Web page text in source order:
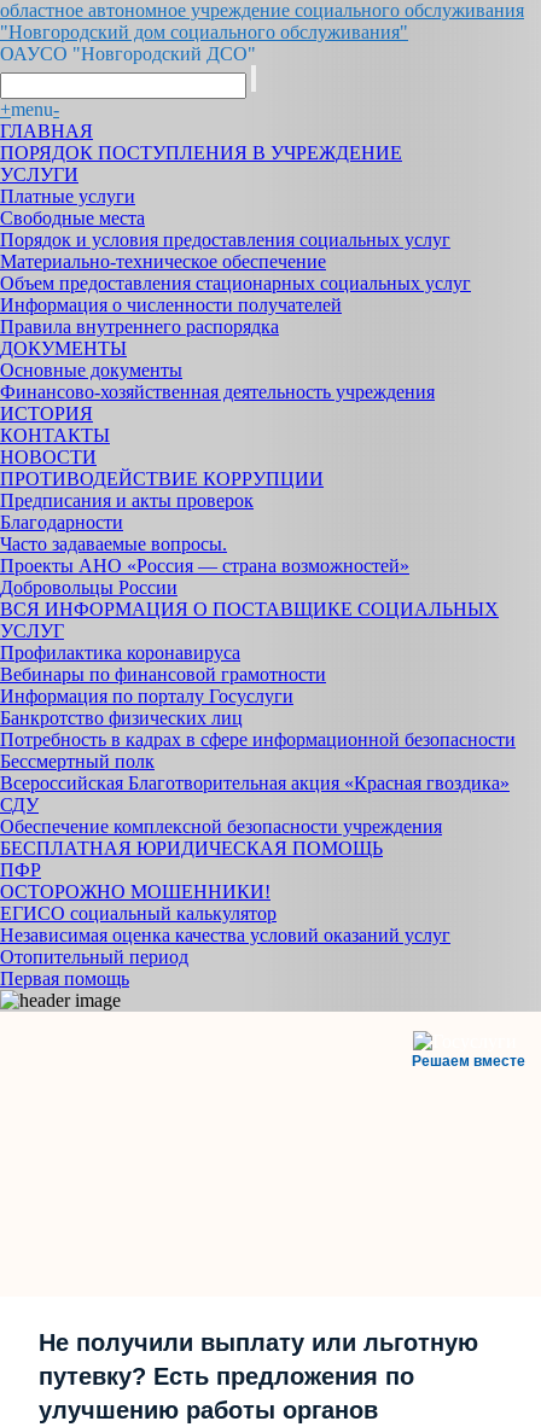
областное автономное учреждение социального обслуживания
"Новгородский дом социального обслуживания"
ОАУСО "Новгородский ДСО"
+menu-
ГЛАВНАЯ
ПОРЯДОК ПОСТУПЛЕНИЯ В УЧРЕЖДЕНИЕ
УСЛУГИ
Платные услуги
Свободные места
Порядок и условия предоставления социальных услуг
Материально-техническое обеспечение
Объем предоставления стационарных социальных услуг
Информация о численности получателей
Правила внутреннего распорядка
ДОКУМЕНТЫ
Основные документы
Финансово-хозяйственная деятельность учреждения
ИСТОРИЯ
КОНТАКТЫ
НОВОСТИ
ПРОТИВОДЕЙСТВИЕ КОРРУПЦИИ
Предписания и акты проверок
Благодарности
Часто задаваемые вопросы.
Проекты АНО «Россия — страна возможностей»
Добровольцы России
ВСЯ ИНФОРМАЦИЯ О ПОСТАВЩИКЕ СОЦИАЛЬНЫХ
УСЛУГ
Профилактика коронавируса
Вебинары по финансовой грамотности
Информация по порталу Госуслуги
Банкротство физических лиц
Потребность в кадрах в сфере информационной безопасности
Бессмертный полк
Всероссийская Благотворительная акция «Красная гвоздика»
СДУ
Обеспечение комплексной безопасности учреждения
БЕСПЛАТНАЯ ЮРИДИЧЕСКАЯ ПОМОЩЬ
ПФР
ОСТОРОЖНО МОШЕННИКИ!
ЕГИСО социальный калькулятор
Независимая оценка качества условий оказаний услуг
Отопительный период
Первая помощь
Решаем вместе
Не получили выплату или льготную
путевку? Есть предложения по
улучшению работы органов